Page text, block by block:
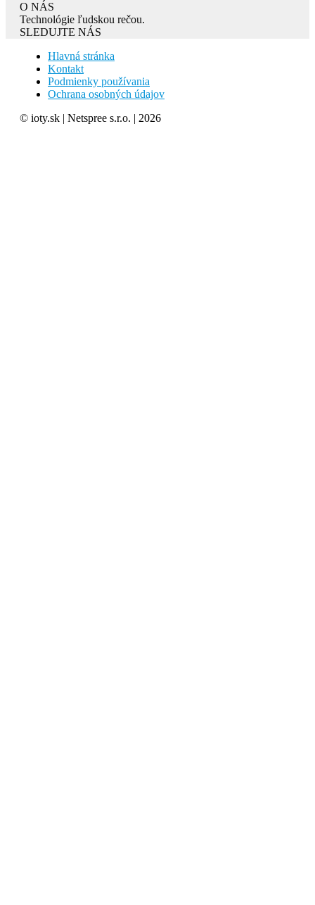
O NÁS
Technológie ľudskou rečou.
SLEDUJTE NÁS
Hlavná stránka
Kontakt
Podmienky používania
Ochrana osobných údajov
© ioty.sk | Netspree s.r.o. | 2026